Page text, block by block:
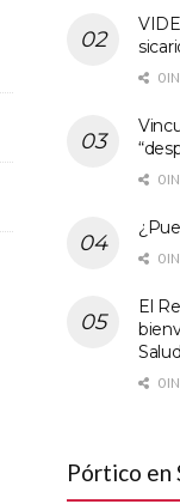
0
0
0
El
Salud
0
Pórtico en